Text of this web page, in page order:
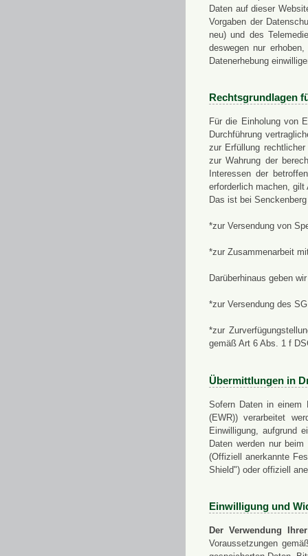
Daten auf dieser
Vorgaben der
neu) und des
deswegen nur
Datenerhebung
Rechtsgrundlagen
Für die Einholung von
Durchführung
zur Erfüllung
zur Wahrung der
Interessen der
erforderlich machen,
Das ist bei
*zur Versendung von
*zur Zusammenarbeit
Darüberhinaus geben
*zur Versendung des
*zur
gemäß Art 6 Abs. 1 f
Übermittlungen in
Sofern Daten in einem
(EWR)) verarbeitet
Einwilligung, aufgrund
Daten werden nur
(Offiziell anerkannte
Shield") oder offiziell
Einwilligung und
Der Verwendung
Voraussetzungen